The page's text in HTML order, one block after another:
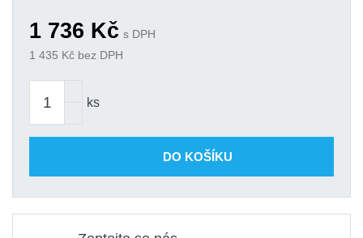
1 736 Kč s DPH
1 435 Kč bez DPH
ks
DO KOŠÍKU